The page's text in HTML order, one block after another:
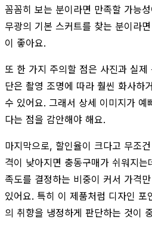
꼼꼼히 보는 분이라면 만족할 가능
무광의 기본 스커트를 찾는 분이라
이 좋아요.
또 한 가지 주의할 점은 사진과 실제
단은 촬영 조명에 따라 훨씬 화사하
수 있어요. 그래서 상세 이미지가
다는 점을 감안해야 해요.
마지막으로, 할인율이 크다고 무조
격이 낮아지면 충동구매가 쉬워지
족도를 결정하는 비중이 커서 가격
있어요. 특히 이 제품처럼 디자인 포
의 취향을 냉정하게 판단하는 것이